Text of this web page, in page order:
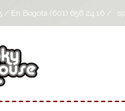
/ En Bogotá (601) 656 24 16 /